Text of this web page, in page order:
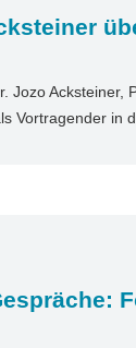
Jozo
Vortragender in